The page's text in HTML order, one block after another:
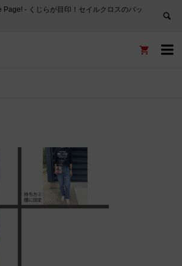
‐ くじらが目印！セイルクロスのバッ

